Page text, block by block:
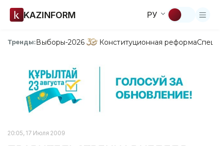
KAZINFORM РУ
Тренды:Выборы-2026 Конституционная реформа
20:05, 17 Июля 2009